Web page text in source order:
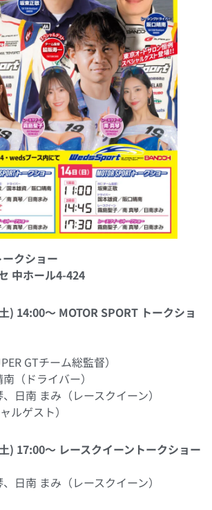
クショー
中ホール4-424
) 14:00〜 MOTOR SPORT トークショ
GTチーム総監督）
（ドライバー）
日南 まみ（レースクイーン）
ルゲスト）
) 17:00〜 レースクイーントークショー
日南 まみ（レースクイーン）